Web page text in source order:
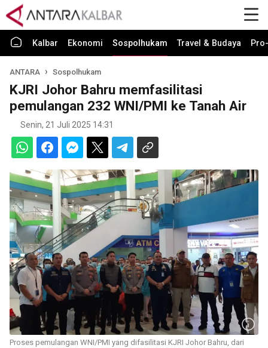
Kalbar Ekonomi Sospolhukam Travel & Budaya
ANTARA Sospolhukam
KJRI Johor Bahru memfasilitasi
pemulangan 232 WNI/PMI ke Tanah Air
Senin, 21 Juli 2025 14:31
Proses pemulangan WNI/PMI yang difasilitasi KJRI Johor Bahru, dari